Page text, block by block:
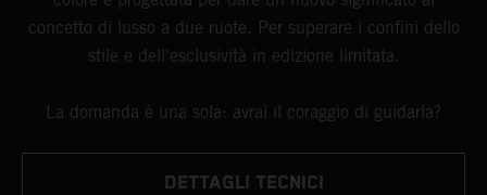
concetto di lusso a due ruote. Per superare i confini dello
stile e dell'esclusività in edizione limitata.
La domanda è una sola: avrai il coraggio di guidarla?
DETTAGLI TECNICI